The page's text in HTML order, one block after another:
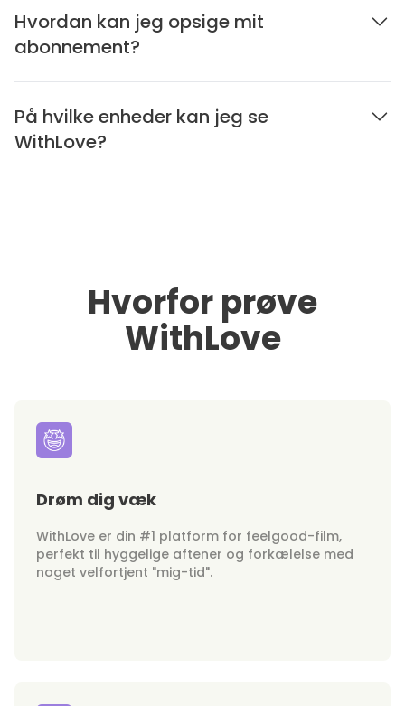
Hvordan kan jeg opsige mit
abonnement?
På hvilke enheder kan jeg se
WithLove?
Hvorfor prøve
WithLove
Drøm dig væk
WithLove er din #1 platform for feelgood-film,
perfekt til hyggelige aftener og forkælelse med
noget velfortjent "mig-tid".